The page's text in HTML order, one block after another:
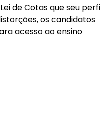
de Cotas que seu
os candidatos
acesso ao ensino